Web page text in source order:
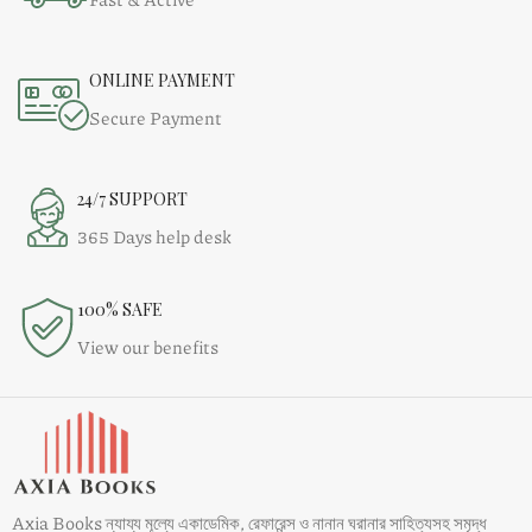
ONLINE PAYMENT
Secure Payment
24/7 SUPPORT
365 Days help desk
100% SAFE
View our benefits
Axia Books ন্যায্য মূল্যে একাডেমিক, রেফারেন্স ও নানান ঘরানার সাহিত্যসহ সমৃদ্ধ